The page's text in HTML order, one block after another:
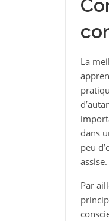
La
dans
peu
assise.
Par